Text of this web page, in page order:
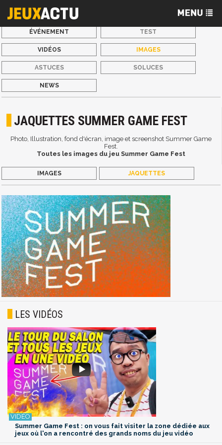
ÉVÉNEMENT TEST
VIDÉOS IMAGES
ASTUCES SOLUCES
NEWS
JAQUETTES SUMMER GAME FEST
Photo, Illustration, fond d'écran, image et screenshot Summer Game
Fest.
Toutes les images du jeu Summer Game Fest
IMAGES JAQUETTES
LES VIDÉOS
Summer Game Fest : on vous fait visiter la zone dédiée aux
jeux où l'on a rencontré des grands noms du jeu vidéo